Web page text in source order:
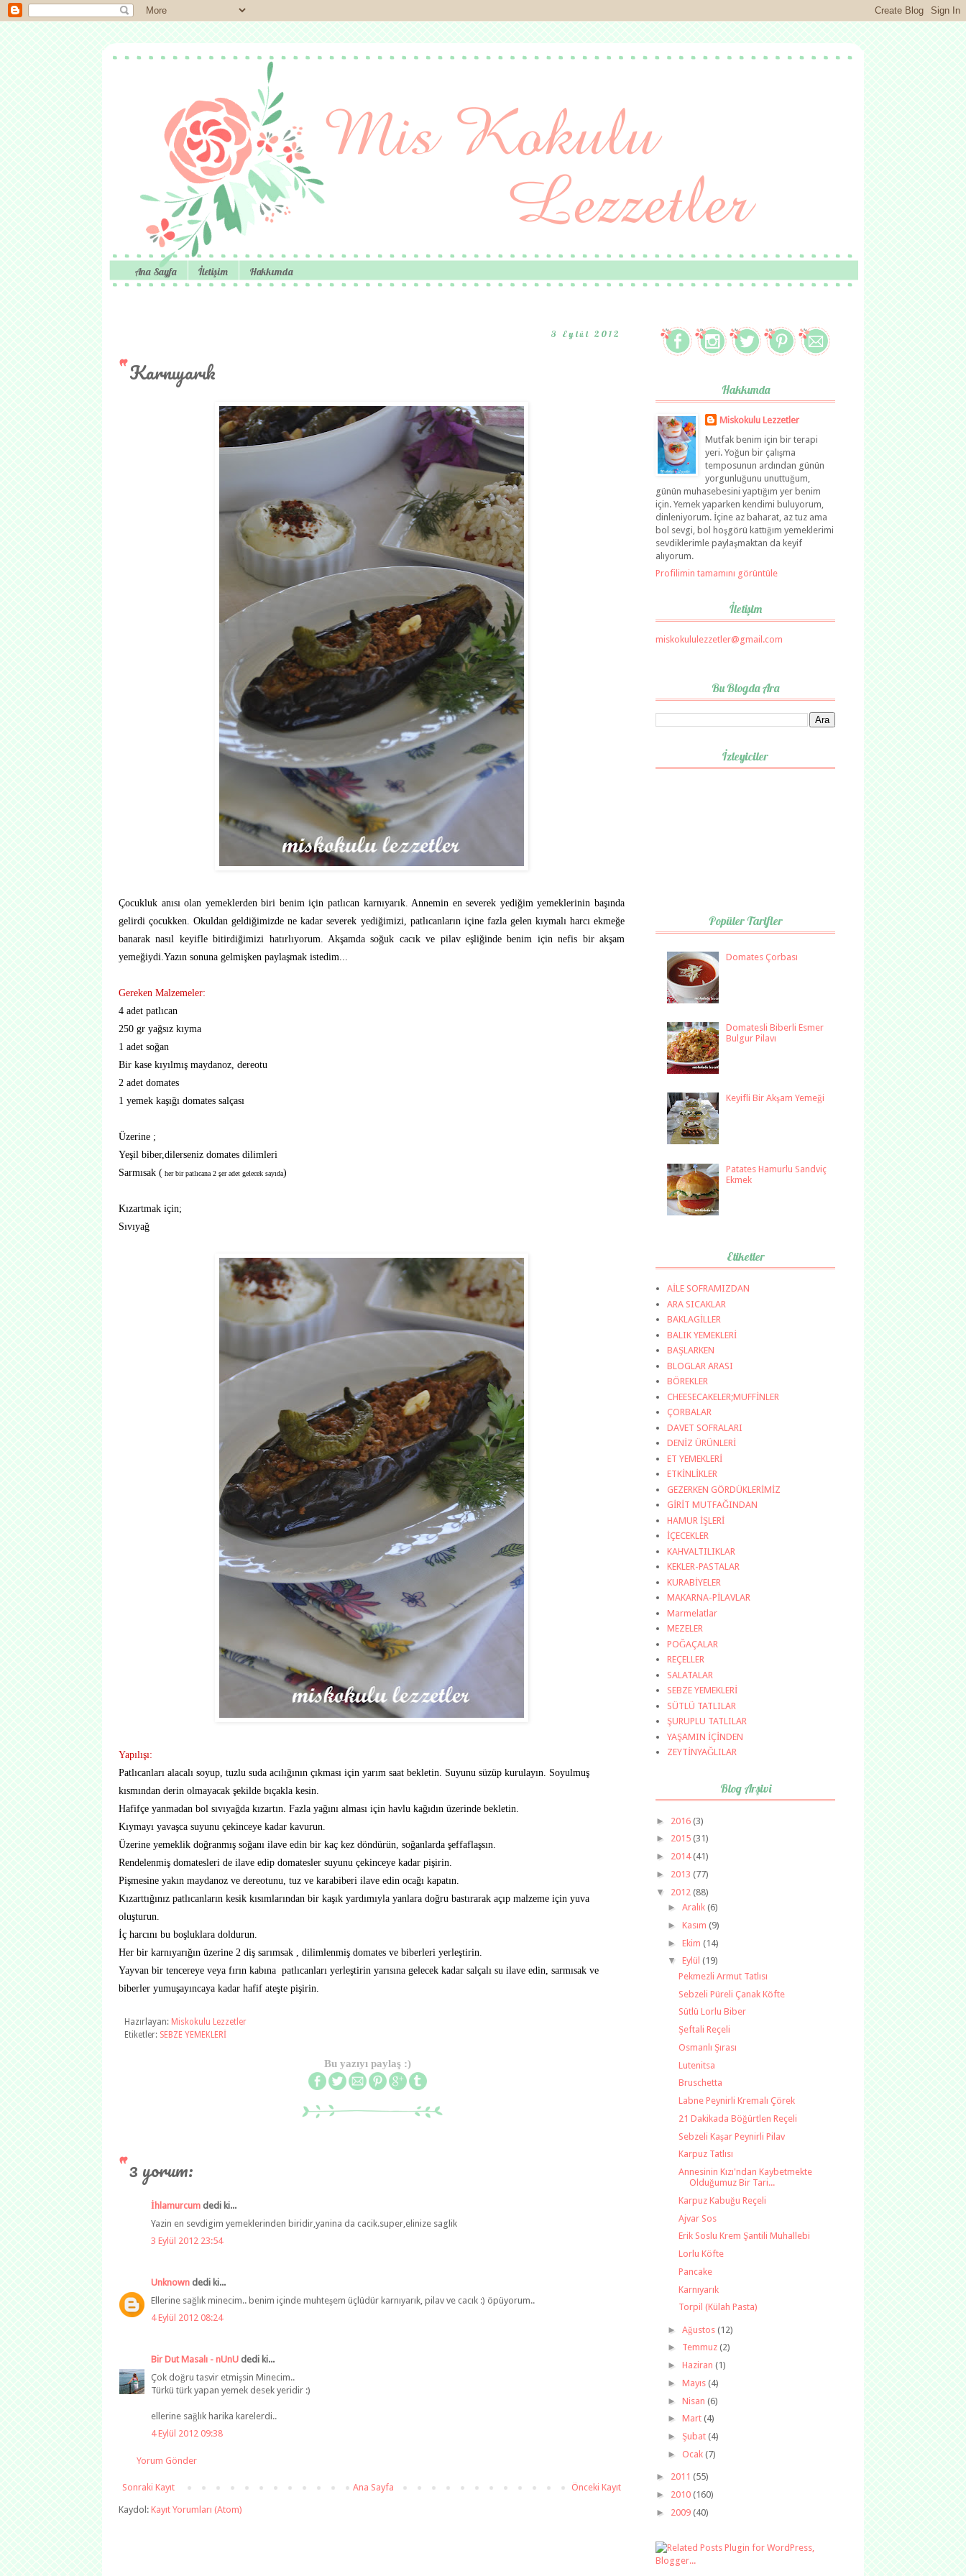
Ana Sayfa İletişim Hakkımda
3 Eylül 2012
Karnıyarık
Çocukluk anısı olan yemeklerden biri benim için patlıcan karnıyarık. Annemin en severek yediğim yemeklerinin başında
gelirdi çocukken. Okuldan geldiğimizde ne kadar severek yediğimizi, patlıcanların içine fazla gelen kıymalı harcı ekmeğe
banarak nasıl keyifle bitirdiğimizi hatırlıyorum. Akşamda soğuk cacık ve pilav eşliğinde benim için nefis bir akşam
yemeğiydi. Yazın sonuna gelmişken paylaşmak istedim...
Gereken Malzemeler:
4 adet patlıcan
250 gr yağsız kıyma
1 adet soğan
Bir kase kıyılmış maydanoz, dereotu
2 adet domates
1 yemek kaşığı domates salçası
Üzerine ;
Yeşil biber,dilerseniz domates dilimleri
Sarmısak ( her bir patlıcana 2 şer adet gelecek sayıda)
Kızartmak için;
Sıvıyağ
Yapılışı:
Patlıcanları alacalı soyup, tuzlu suda acılığının çıkması için yarım saat bekletin. Suyunu süzüp kurulayın. Soyulmuş
kısmından derin olmayacak şekilde bıçakla kesin.
Hafifçe yanmadan bol sıvıyağda kızartın. Fazla yağını alması için havlu kağıdın üzerinde bekletin.
Kıymayı yavaşca suyunu çekinceye kadar kavurun.
Üzerine yemeklik doğranmış soğanı ilave edin bir kaç kez döndürün, soğanlarda şeffaflaşsın.
Rendelenmiş domatesleri de ilave edip domatesler suyunu çekinceye kadar pişirin.
Pişmesine yakın maydanoz ve dereotunu, tuz ve karabiberi ilave edin ocağı kapatın.
Kızarttığınız patlıcanların kesik kısımlarından bir kaşık yardımıyla yanlara doğru bastırarak açıp malzeme için yuva
oluşturun.
İç harcını bu boşluklara doldurun.
Her bir karnıyarığın üzerine 2 diş sarımsak , dilimlenmiş domates ve biberleri yerleştirin.
Yayvan bir tencereye veya fırın kabına patlıcanları yerleştirin yarısına gelecek kadar salçalı su ilave edin, sarmısak ve
biberler yumuşayıncaya kadar hafif ateşte pişirin.
Hazırlayan: Miskokulu Lezzetler
Etiketler: SEBZE YEMEKLERİ
Bu yazıyı paylaş :)
3 yorum:
İhlamurcum dedi ki...
Yazin en sevdigim yemeklerinden biridir,yanina da cacik.super,elinize saglik
3 Eylül 2012 23:54
Unknown dedi ki...
Ellerine sağlık minecim.. benim içinde muhteşem üçlüdür karnıyarık, pilav ve cacık :) öpüyorum..
4 Eylül 2012 08:24
Bir Dut Masalı - nUnU dedi ki...
Çok doğru tasvir etmişsin Minecim..
Türkü türk yapan yemek desek yeridir :)
ellerine sağlık harika karelerdi..
4 Eylül 2012 09:38
Yorum Gönder
Sonraki Kayıt Önceki Kayıt
Ana Sayfa
Kaydol: Kayıt Yorumları (Atom)
Hakkımda
Miskokulu Lezzetler
Mutfak benim için bir terapi
yeri. Yoğun bir çalışma
temposunun ardından günün
yorgunluğunu unuttuğum,
günün muhasebesini yaptığım yer benim
için. Yemek yaparken kendimi buluyorum,
dinleniyorum. İçine az baharat, az tuz ama
bol sevgi, bol hoşgörü kattığım yemeklerimi
sevdiklerimle paylaşmaktan da keyif
alıyorum.
Profilimin tamamını görüntüle
İletişim
miskokululezzetler@gmail.com
Bu Blogda Ara
İzleyiciler
Popüler Tarifler
Domates Çorbası
Domatesli Biberli Esmer
Bulgur Pilavı
Keyifli Bir Akşam Yemeği
Patates Hamurlu Sandviç
Ekmek
Etiketler
AİLE SOFRAMIZDAN
ARA SICAKLAR
BAKLAGİLLER
BALIK YEMEKLERİ
BAŞLARKEN
BLOGLAR ARASI
BÖREKLER
CHEESECAKELER;MUFFİNLER
ÇORBALAR
DAVET SOFRALARI
DENİZ ÜRÜNLERİ
ET YEMEKLERİ
ETKİNLİKLER
GEZERKEN GÖRDÜKLERİMİZ
GİRİT MUTFAĞINDAN
HAMUR İŞLERİ
İÇECEKLER
KAHVALTILIKLAR
KEKLER-PASTALAR
KURABİYELER
MAKARNA-PİLAVLAR
Marmelatlar
MEZELER
POĞAÇALAR
REÇELLER
SALATALAR
SEBZE YEMEKLERİ
SÜTLÜ TATLILAR
ŞURUPLU TATLILAR
YAŞAMIN İÇİNDEN
ZEYTİNYAĞLILAR
Blog Arşivi
► 2016 (3)
► 2015 (31)
► 2014(41)
► 2013 (77)
▼ 2012 (88)
► Aralık (6)
► Kasım (9)
► Ekim (14)
▼ Eylül (19)
Pekmezli Armut Tatlısı
Sebzeli Püreli Çanak Köfte
Sütlü Lorlu Biber
Şeftali Reçeli
Osmanlı Şırası
Lutenitsa
Bruschetta
Labne Peynirli Kremalı Çörek
21 Dakikada Böğürtlen Reçeli
Sebzeli Kaşar Peynirli Pilav
Karpuz Tatlısı
Annesinin Kızı'ndan Kaybetmekte
Olduğumuz Bir Tari...
Karpuz Kabuğu Reçeli
Ajvar Sos
Erik Soslu Krem Şantili Muhallebi
Lorlu Köfte
Pancake
Karnıyarık
Torpil (Külah Pasta)
► Ağustos (12)
► Temmuz (2)
► Haziran (1)
► Mayıs (4)
► Nisan (6)
► Mart (4)
► Şubat (4)
► Ocak (7)
► 2011 (55)
► 2010 (160)
► 2009 (40)